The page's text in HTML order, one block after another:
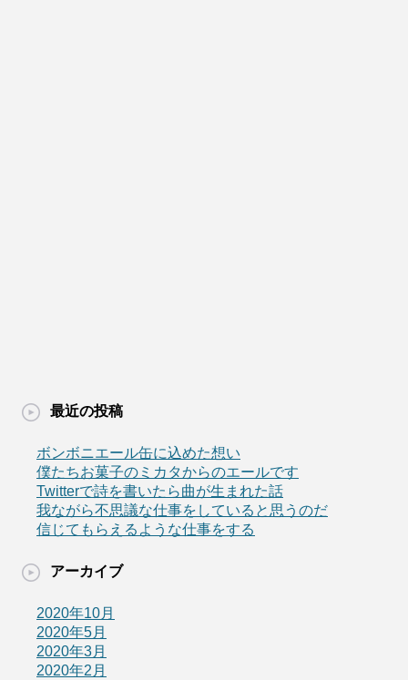
最近の投稿
ボンボニエール缶に込めた想い
僕たちお菓子のミカタからのエールです
Twitterで詩を書いたら曲が生まれた話
我ながら不思議な仕事をしていると思うのだ
信じてもらえるような仕事をする
アーカイブ
2020年10月
2020年5月
2020年3月
2020年2月